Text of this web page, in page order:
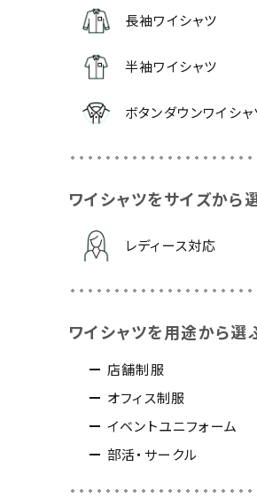
長袖ワイシャツ
半袖ワイシャツ
ボタンダウンワイシャ
ワイシャツをサイズから
レディース対応
ワイシャツを用途から選
店舗制服
オフィス制服
イベントユニフォーム
部活・サークル